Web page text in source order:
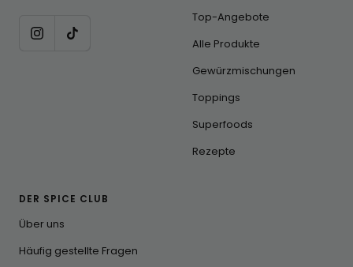
Top-Angebote
Alle Produkte
Gewürzmischungen
Toppings
Superfoods
Rezepte
DER SPICE CLUB
Über uns
Häufig gestellte Fragen